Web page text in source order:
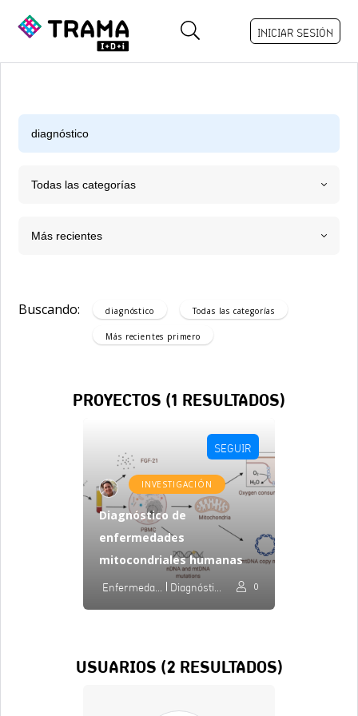
INICIAR SESIÓN
Todas las categorías
Más recientes
Buscando: diagnóstico Todas las categorías
Más recientes primero
PROYECTOS (1 RESULTADOS)
SEGUIR
INVESTIGACIÓN
Diagnóstico de
enfermedades
mitocondriales humanas
0
USUARIOS (2 RESULTADOS)